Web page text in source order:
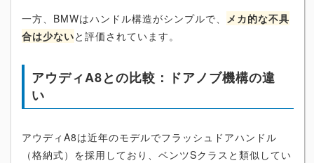
一方、BMWはハンドル構造がシンプルで、 メカ的な不具
合は少ないと評価されています。
アウディA8との比較：ドアノブ機構の違
い
アウディA8は近年のモデルでフラッシュドアハンドル
（格納式）を採用しており、ベンツSクラスと類似してい